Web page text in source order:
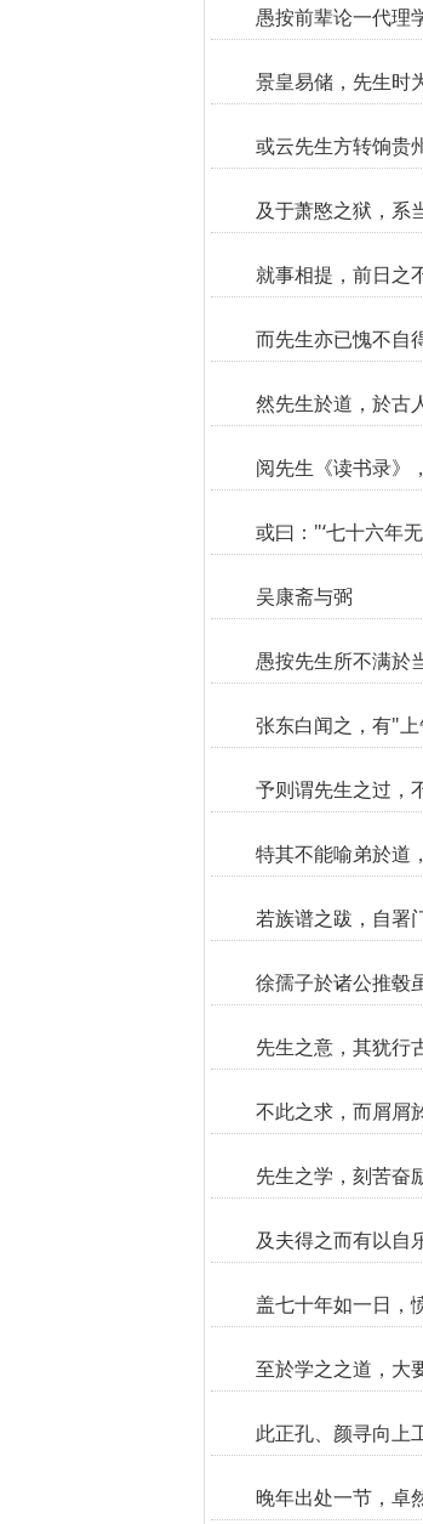
愚按前辈论一代理
景皇易储，先生时
或云先生方转饷贵州
及于萧愍之狱，系
就事相提，前日之
而先生亦已愧不自
然先生於道，於古
阅先生《读书录》
或曰："‘七十六年
吴康斋与弼
愚按先生所不满於
张东白闻之，有"
予则谓先生之过，
特其不能喻弟於道
若族谱之跋，自署
徐孺子於诸公推毂
先生之意，其犹行
不此之求，而屑屑
先生之学，刻苦奋
及夫得之而有以自
盖七十年如一日，
至於学之之道，大
此正孔、颜寻向上
晚年出处一节，卓